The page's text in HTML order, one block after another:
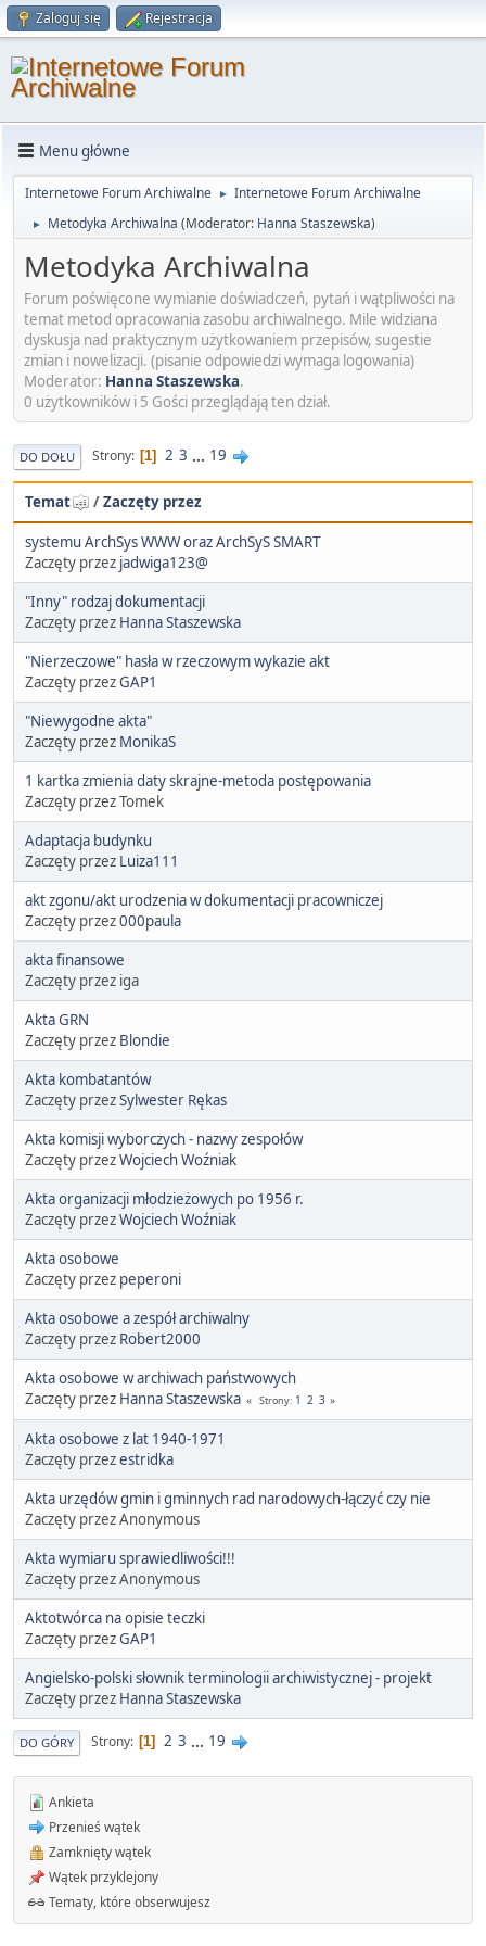
Zaloguj się Rejestracja
Menu główne
Internetowe Forum Archiwalne ► Internetowe Forum Archiwalne
► Metodyka Archiwalna (Moderator: Hanna Staszewska)
Metodyka Archiwalna
Forum poświęcone wymianie doświadczeń, pytań i wątpliwości na
temat metod opracowania zasobu archiwalnego. Mile widziana
dyskusja nad praktycznym użytkowaniem przepisów, sugestie
zmian i nowelizacji. (pisanie odpowiedzi wymaga logowania)
Moderator: Hanna Staszewska.
0 użytkowników i 5 Gości przeglądają ten dział.
DO DOŁU Strony 1 2 3 ... 19
Temat /Zaczęty przez
systemu ArchSys WWW oraz ArchSyS SMART
Zaczęty przez jadwiga123@
"Inny" rodzaj dokumentacji
Zaczęty przez Hanna Staszewska
"Nierzeczowe" hasła w rzeczowym wykazie akt
Zaczęty przezGAP1
"Niewygodne akta"
Zaczęty przez MonikaS
1 kartka zmienia daty skrajne-metoda postępowania
Zaczęty przez Tomek
Adaptacja budynku
Zaczęty przez Luiza111
akt zgonu/akt urodzenia w dokumentacji pracowniczej
Zaczęty przez000paula
akta finansowe
Zaczęty przez iga
Akta GRN
Zaczęty przez Blondie
Akta kombatantów
Zaczęty przezSylwester Rękas
Akta komisji wyborczych - nazwy zespołów
Zaczęty przezWojciech Woźniak
Akta organizacji młodzieżowych po 1956 r.
Zaczęty przezWojciech Woźniak
Akta osobowe
Zaczęty przez peperoni
Akta osobowe a zespół archiwalny
Zaczęty przez Robert2000
Akta osobowe w archiwach państwowych
Zaczęty przez Hanna Staszewska Strony 1 2 3
Akta osobowe z lat 1940-1971
Zaczęty przezestridka
Akta urzędów gmin i gminnych rad narodowych-łączyć czy nie
Zaczęty przez Anonymous
Akta wymiaru sprawiedliwości!!!
Zaczęty przez Anonymous
Aktotwórca na opisie teczki
Zaczęty przezGAP1
Angielsko-polski słownik terminologii archiwistycznej - projekt
Zaczęty przez Hanna Staszewska
DO GÓRY Strony 1 2 3 ... 19
Ankieta
Przenieś wątek
Zamknięty wątek
Wątek przyklejony
Tematy, które obserwujesz